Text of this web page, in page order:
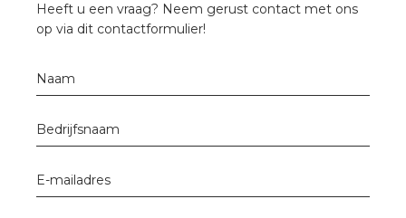
Heeft u een vraag? Neem gerust contact met ons
op via dit contactformulier!
Naam
Bedrijfsnaam
E-mailadres
waarde